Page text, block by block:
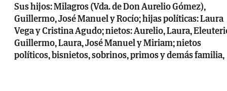
Sus hijos: Milagros (Vda. de Don Aurelio Gómez),
Guillermo, José Manuel y Rocío; hijas políticas: Laura
Vega y Cristina Agudo; nietos: Aurelio, Laura,
Guillermo, Laura, José Manuel y Miriam; nietos
políticos, bisnietos, sobrinos, primos y demás familia,